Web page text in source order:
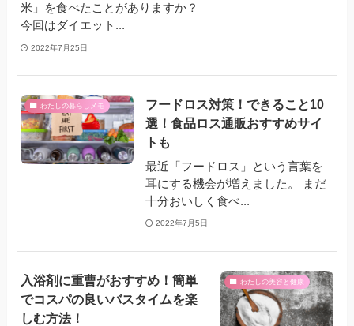
米」を食べたことがありますか？
今回はダイエット...
2022年7月25日
わたしの暮らしメモ
フードロス対策！できること10
選！食品ロス通販おすすめサイ
トも
最近「フードロス」という言葉を
耳にする機会が増えました。 まだ
十分おいしく食べ...
2022年7月5日
わたしの美容と健康
入浴剤に重曹がおすすめ！簡単
でコスパの良いバスタイムを楽
しむ方法！